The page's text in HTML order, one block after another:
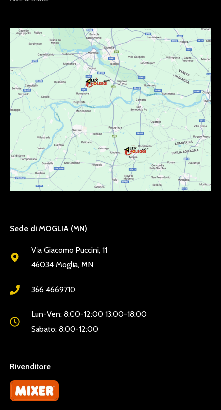
Sede di MOGLIA (MN)
Via Giacomo Puccini, 11
46034 Moglia, MN
366 4669710
Lun-Ven: 8:00-12:00 13:00-18:00
Sabato: 8:00-12:00
Rivenditore